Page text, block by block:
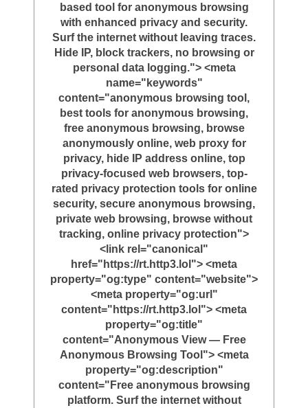
based tool for anonymous browsing
with enhanced privacy and security.
Surf the internet without leaving traces.
Hide IP, block trackers, no browsing or
personal data logging."> <meta
name="keywords"
content="anonymous browsing tool,
best tools for anonymous browsing,
free anonymous browsing, browse
anonymously online, web proxy for
privacy, hide IP address online, top
privacy-focused web browsers, top-
rated privacy protection tools for online
security, secure anonymous browsing,
private web browsing, browse without
tracking, online privacy protection">
<link rel="canonical"
href="https://rt.http3.lol"> <meta
property="og:type" content="website">
<meta property="og:url"
content="https://rt.http3.lol"> <meta
property="og:title"
content="Anonymous View — Free
Anonymous Browsing Tool"> <meta
property="og:description"
content="Free anonymous browsing
platform. Surf the internet without